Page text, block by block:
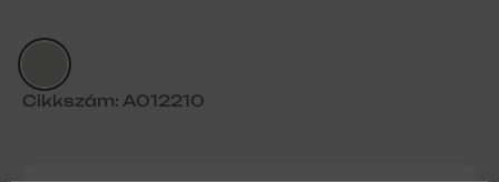
Cikkszám: A012210